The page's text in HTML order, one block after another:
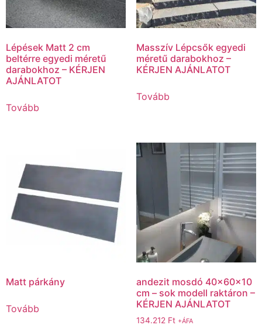
Lépések Matt 2 cm
beltérre egyedi méretű
darabokhoz – KÉRJEN
AJÁNLATOT
Tovább
Masszív Lépcsők egyedi
méretű darabokhoz –
KÉRJEN AJÁNLATOT
Tovább
Matt párkány
Tovább
andezit mosdó 40x60x10
cm – sok modell raktáron –
KÉRJEN AJÁNLATOT
134.212 Ft +ÁFA